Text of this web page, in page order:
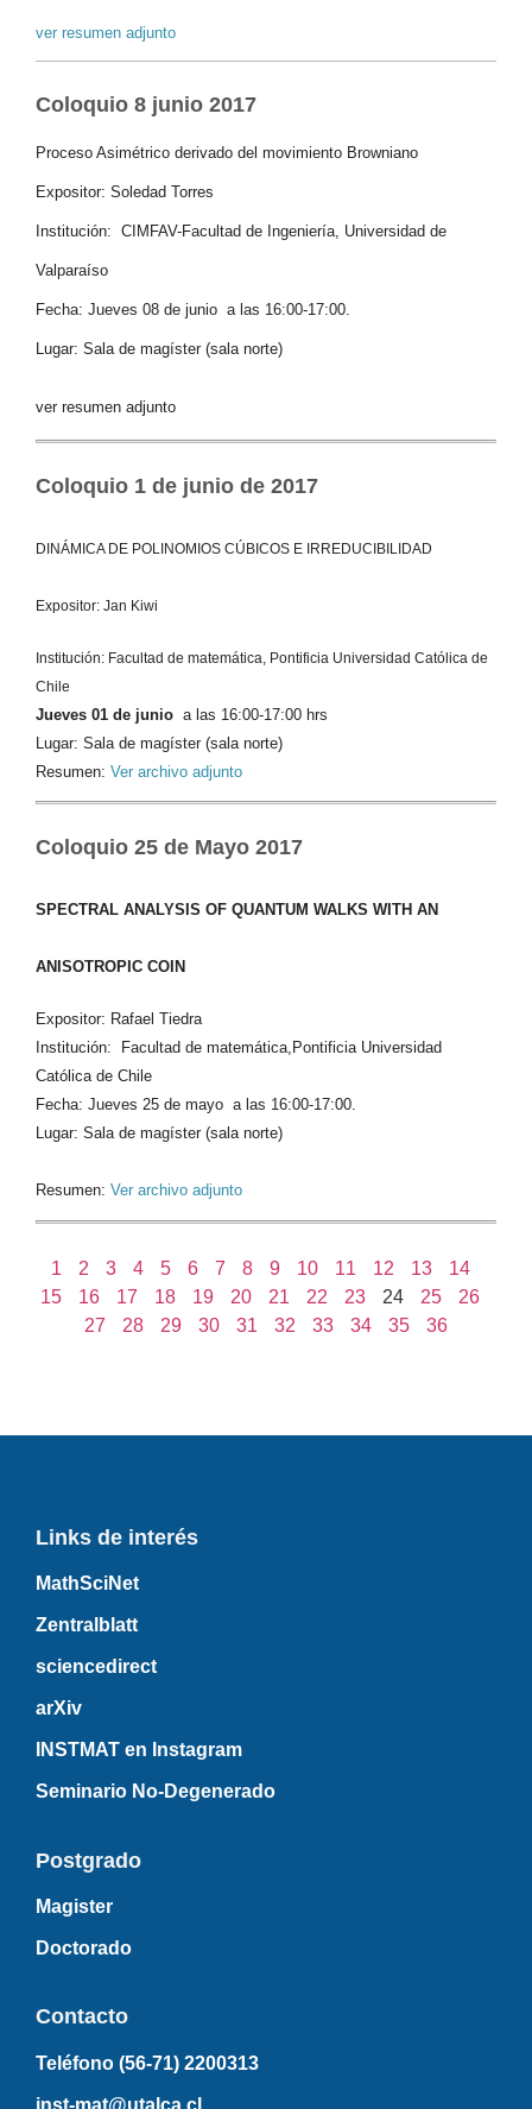
ver resumen adjunto
Coloquio 8 junio 2017
Proceso Asimétrico derivado del movimiento Browniano
Expositor: Soledad Torres
Institución: CIMFAV-Facultad de Ingeniería, Universidad de
Valparaíso
Fecha: Jueves 08 de junio a las 16:00-17:00.
Lugar: Sala de magíster (sala norte)
ver resumen adjunto
Coloquio 1 de junio de 2017
DINÁMICA DE POLINOMIOS CÚBICOS E IRREDUCIBILIDAD
Expositor: Jan Kiwi
Institución: Facultad de matemática, Pontificia Universidad Católica de
Chile
Jueves 01 de junio a las 16:00-17:00 hrs
Lugar: Sala de magíster (sala norte)
Resumen: Ver archivo adjunto
Coloquio 25 de Mayo 2017
SPECTRAL ANALYSIS OF QUANTUM WALKS WITH AN
ANISOTROPIC COIN
Expositor: Rafael Tiedra
Institución: Facultad de matemática,Pontificia Universidad
Católica de Chile
Fecha: Jueves 25 de mayo a las 16:00-17:00.
Lugar: Sala de magíster (sala norte)
Resumen: Ver archivo adjunto
1 2 3 4 5 6 7 8 9 10 11 12 13
14
15
16 17 18 19 20 21 22 23 24 25
26
27
28 29 30 31 32 33 34 35 36
Links de interés
MathSciNet
Zentralblatt
sciencedirect
arXiv
INSTMAT en Instagram
Seminario No-Degenerado
Postgrado
Magister
Doctorado
Contacto
Teléfono (56-71) 2200313
inst-mat@utalca.cl